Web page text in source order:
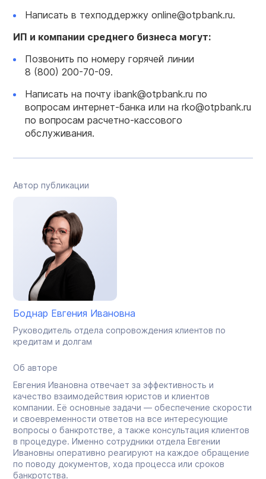
Написать в техподдержку online@otpbank.ru.
ИП и компании среднего бизнеса могут:
Позвонить по номеру горячей линии
8 (800) 200-70-09.
Написать на почту ibank@otpbank.ru по
вопросам интернет-банка или на rko@otpbank.ru
по вопросам расчетно-кассового
обслуживания.
Автор публикации
Боднар Евгения Ивановна
Руководитель отдела сопровождения клиентов по
кредитам и долгам
Об авторе
Евгения Ивановна отвечает за эффективность и
качество взаимодействия юристов и клиентов
компании. Её основные задачи — обеспечение скорости
и своевременности ответов на все интересующие
вопросы о банкротстве, а также консультация клиентов
в процедуре. Именно сотрудники отдела Евгении
Ивановны оперативно реагируют на каждое обращение
по поводу документов, хода процесса или сроков
банкротства.